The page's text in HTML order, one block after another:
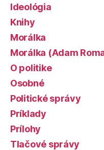
Ideológia
Knihy
Morálka
Morálka (Adam
O politike
Osobné
Politické správy
Príklady
Prílohy
Tlačové správy